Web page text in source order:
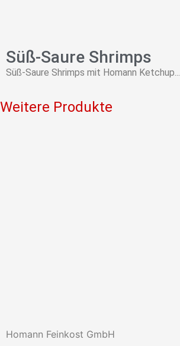
Süß-Saure Shrimps
Süß-Saure Shrimps mit Homann Ketchup...
Weitere Produkte
Homann Feinkost GmbH